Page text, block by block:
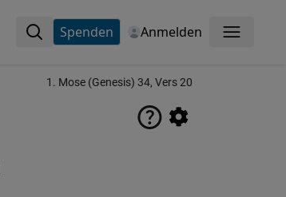
Spenden Anmelden Menü
1. Mose (Genesis) 34, Vers 20